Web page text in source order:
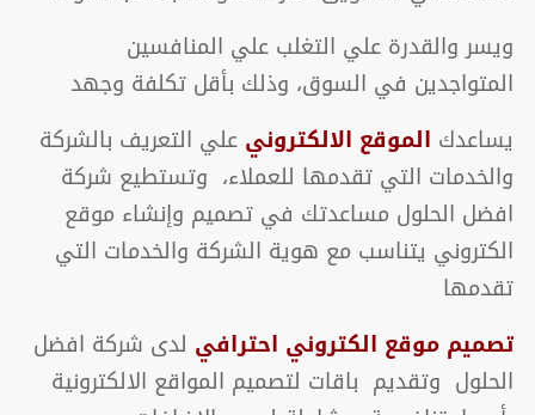
ويسر والقدرة علي التغلب علي المنافسين
المتواجدين في السوق، وذلك بأقل تكلفة وجهد
يساعدك الموقع الالكتروني علي التعريف بالشركة
والخدمات التي تقدمها للعملاء، وتستطيع شركة
افضل الحلول مساعدتك في تصميم وإنشاء موقع
الكتروني يتناسب مع هوية الشركة والخدمات التي
تقدمها
تصميم موقع الكتروني احترافي لدى شركة افضل
الحلول وتقديم باقات لتصميم المواقع الالكترونية